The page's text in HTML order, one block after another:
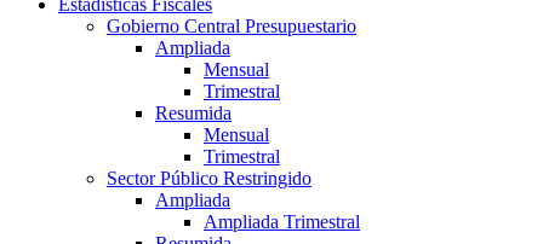
Estadísticas Fiscales
Gobierno Central Presupuestario
Ampliada
Mensual
Trimestral
Resumida
Mensual
Trimestral
Sector Público Restringido
Ampliada
Ampliada Trimestral